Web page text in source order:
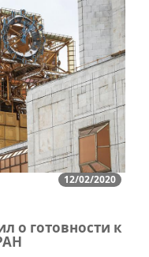
12/02/2020
о готовности к